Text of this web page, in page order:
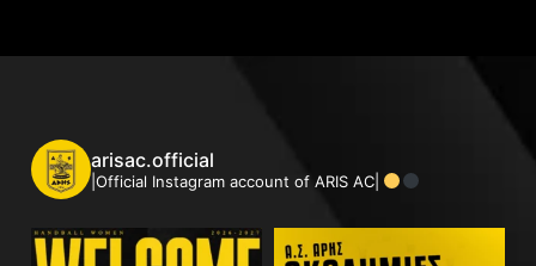
arisac.official
|Official Instagram account of ARIS AC|